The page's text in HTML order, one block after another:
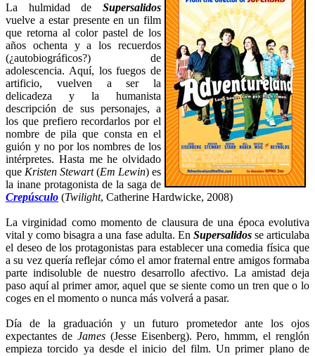
La hulmidad de Supersalidos
vuelve a estar presente en un film
que retorna al color pastel de los
años ochenta y a los recuerdos
(¿autobiográficos?) de
adolescencia. Aquí, los fuegos de
artificio, vuelven a ser la
delicadeza y la humanista
descripción de sus personajes, a
los que prefiero recordarlos por el
nombre de pila que consta en el
guión y no por los nombres de los
intérpretes. Hasta me he olvidado
que Kristen Stewart(Em Lewin) es
la inane protagonista de la saga de
Crepúsculo (Twilight, Catherine Hardwicke, 2008)
La virginidad como momento de clausura de una época evolutiva
vital y como bisagra a una fase adulta. En Supersalidos se articulaba
el deseo de los protagonistas para establecer una comedia física que
a su vez quería reflejar cómo el amor fraternal entre amigos formaba
parte indisoluble de nuestro desarrollo afectivo. La amistad deja
paso aquí al primer amor, aquel que se siente como un tren que o lo
coges en el momento o nunca más volverá a pasar.
Día de la graduación y un futuro prometedor ante los ojos
expectantes de James(Jesse Eisenberg). Pero, hmmm, el renglón
empieza torcido ya desde el inicio del film. Un primer plano de